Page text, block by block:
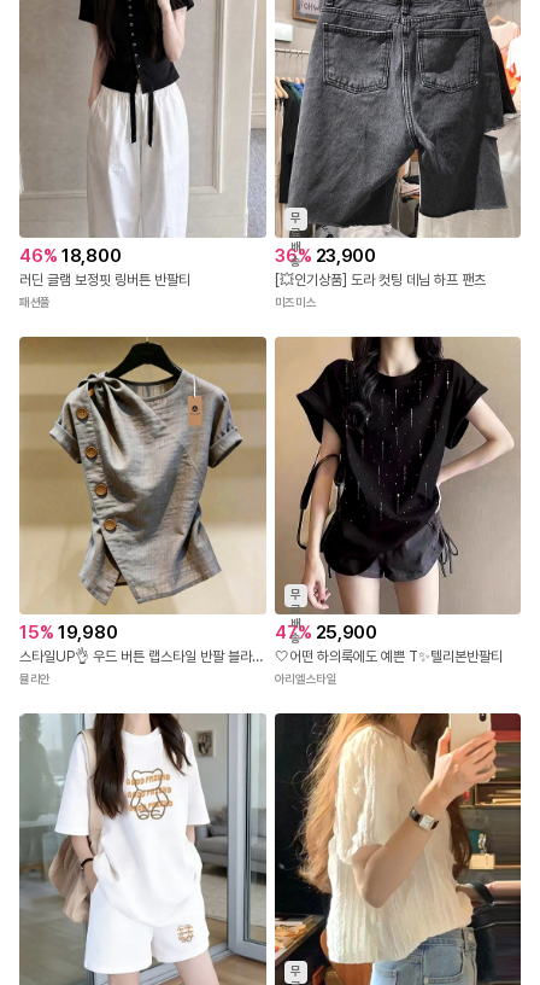
46% 18,800
러딘 글램 보정핏 링버튼 반팔티
패션풀
무
료
배
송
36% 23,900
[💥인기상품] 도라 컷팅 데님 하프 팬츠
미즈미스
15% 19,980
스타일UP👌 우드 버튼 랩스타일 반팔 블라우스
뮬리안
무
료
배
송
47% 25,900
🤍어떤 하의룩에도 예쁜 T✨텔리본반팔티
아리엘스타일
무